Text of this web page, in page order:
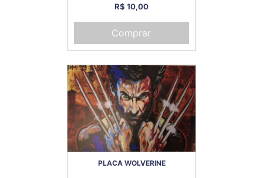
R$ 10,00
Comprar
PLACA WOLVERINE